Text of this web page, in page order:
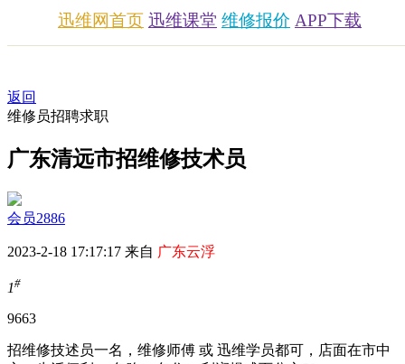
迅维网首页 迅维课堂 维修报价 APP下载
返回
维修员招聘求职
广东清远市招维修技术员
会员2886
2023-2-18 17:17:17 来自 广东云浮
1#
9663
招维修技述员一名，维修师傅 或 迅维学员都可，店面在市中